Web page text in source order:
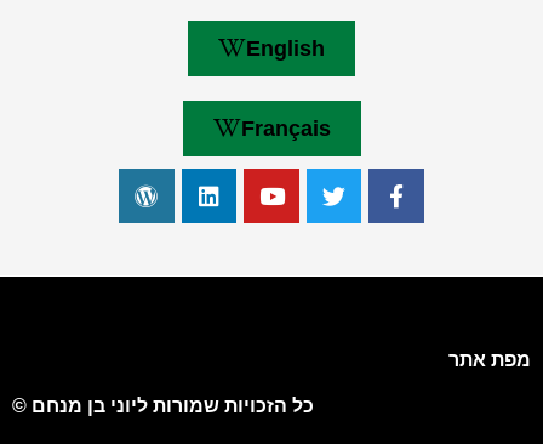
English
Français
מפת אתר
כל הזכויות שמורות ליוני בן מנחם ©